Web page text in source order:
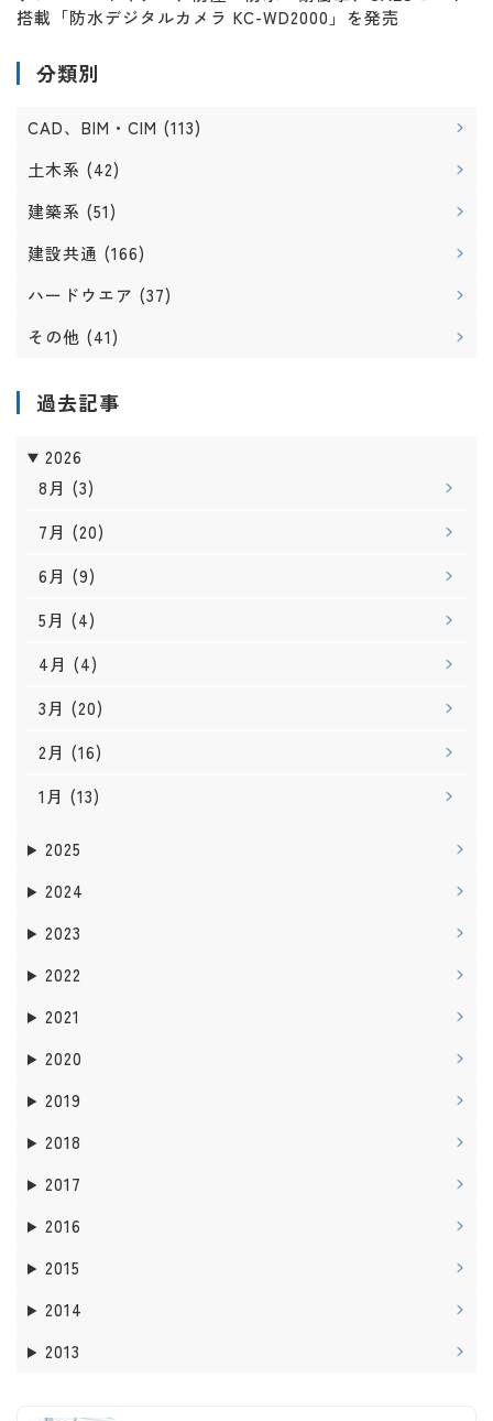
搭載「防水デジタルカメラ KC-WD2000」を発売
分類別
CAD、BIM・CIM (113)
土木系 (42)
建築系 (51)
建設共通 (166)
ハードウエア (37)
その他 (41)
過去記事
2026
8月 (3)
7月 (20)
6月 (9)
5月 (4)
4月 (4)
3月 (20)
2月 (16)
1月 (13)
2025
2024
2023
2022
2021
2020
2019
2018
2017
2016
2015
2014
2013